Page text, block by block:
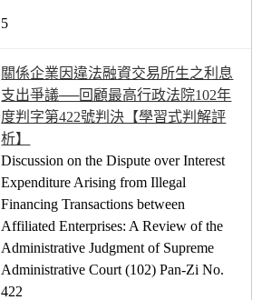
5
關係企業因違法融資交易所生之利息
支出爭議──回顧最高行政法院102年
度判字第422號判決【學習式判解評
析】
Discussion on the Dispute over Interest
Expenditure Arising from Illegal
Financing Transactions between
Affiliated Enterprises: A Review of the
Administrative Judgment of Supreme
Administrative Court (102) Pan-Zi No.
422